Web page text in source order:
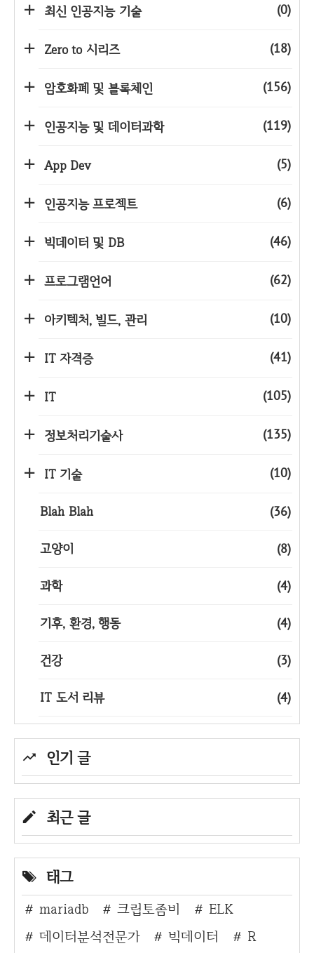
최신 인공지능 기술 (0)
Zero to 시리즈 (18)
암호화폐 및 블록체인 (156)
인공지능 및 데이터과학 (119)
App Dev (5)
인공지능 프로젝트 (6)
빅데이터 및 DB (46)
프로그램언어 (62)
아키텍처, 빌드, 관리 (10)
IT 자격증 (41)
IT (105)
정보처리기술사 (135)
IT 기술 (10)
Blah Blah (36)
고양이 (8)
과학 (4)
기후, 환경, 행동 (4)
건강 (3)
IT 도서 리뷰 (4)
인기 글
최근 글
태그
mariadb 크립토좀비
ELK
데이터분석전문가
빅데이터
R